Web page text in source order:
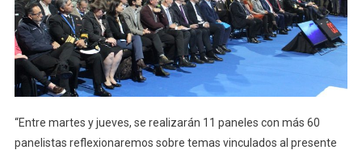
“Entre martes y jueves, se realizarán 11 paneles con más 60
panelistas reflexionaremos sobre temas vinculados al presente